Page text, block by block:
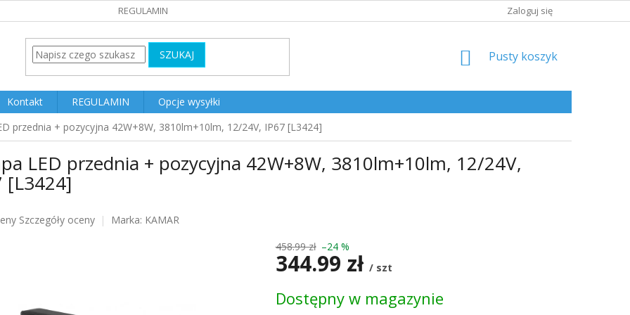
REGULAMIN Zaloguj się
SZUKAJ KOSZYK
Pusty koszyk
Kontakt REGULAMIN
Opcje wysyłki
przednia + pozycyjna 42W+8W, 3810lm+10lm, 12/24V, IP67 [L3424]
LED przednia + pozycyjna 42W+8W, 3810lm+10lm, 12/24V,
[L3424]
Szczegóły oceny Marka: KAMAR
458.99 zł –24 %
344.99 zł / szt
jednostkowa:
Dostępny w magazynie